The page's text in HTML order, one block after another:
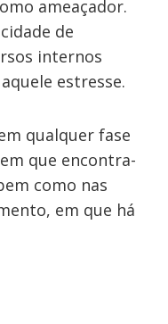
ameaçador.
de
internos
estresse.
qualquer fase
que encontra-
como nas
em que há